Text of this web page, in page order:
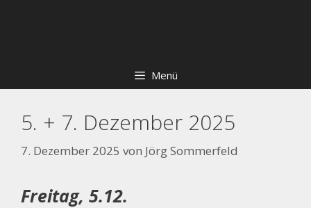
Menü
5. + 7. Dezember 2025
7. Dezember 2025 von Jörg Sommerfeld
Freitag, 5.12.